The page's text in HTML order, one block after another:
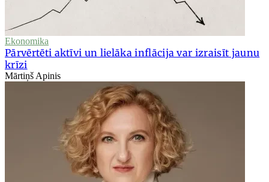
Ekonomika
Pārvērtēti aktīvi un lielāka inflācija var izraisīt jaunu
krīzi
Mārtiņš Apinis